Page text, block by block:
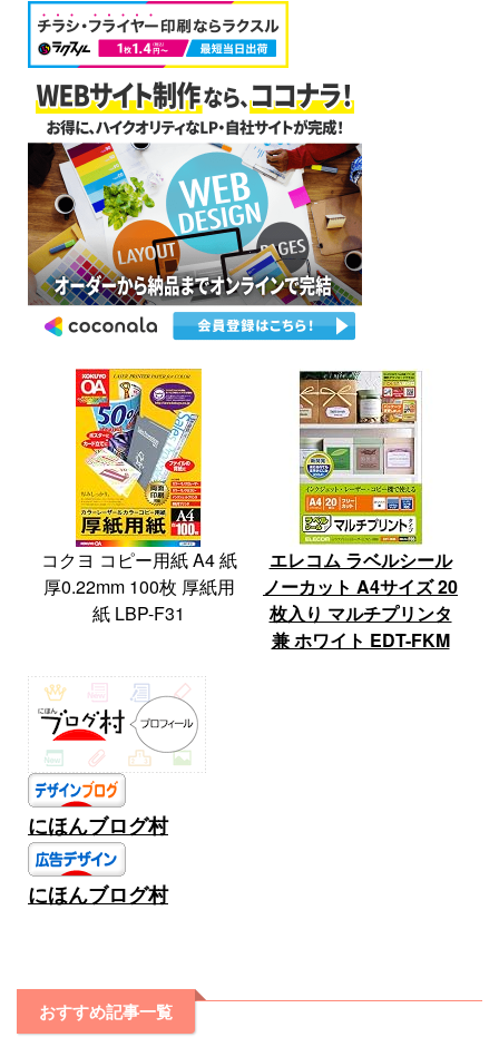
コクヨ コピー用紙 A4 紙
厚0.22mm 100枚 厚紙用
紙 LBP-F31
エレコム ラベルシール
ノーカット A4サイズ 20
枚入り マルチプリンタ
兼 ホワイト EDT-FKM
にほんブログ村
にほんブログ村
おすすめ記事一覧